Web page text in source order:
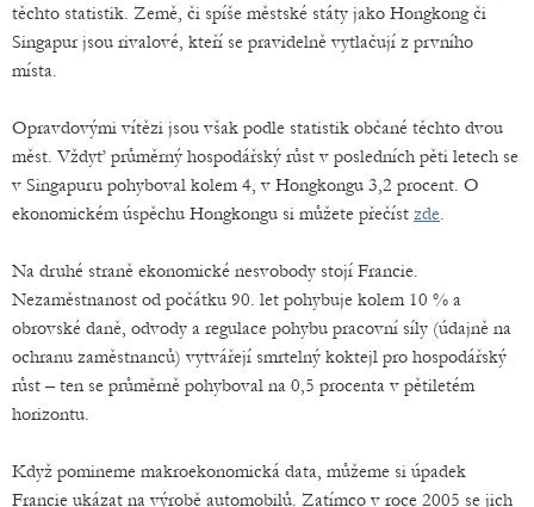
těchto statistik. Země, či spíše městské státy jako Hongkong či
Singapur jsou rivalové, kteří se pravidelně vytlačují z prvního
místa.
Opravdovými vítězi jsou však podle statistik občané těchto dvou
měst. Vždyť průměrný hospodářský růst v posledních pěti letech se
v Singapuru pohyboval kolem 4, v Hongkongu 3,2 procent. O
ekonomickém úspěchu Hongkongu si můžete přečíst zde.
Na druhé straně ekonomické nesvobody stojí Francie.
Nezaměstnanost od počátku 90. let pohybuje kolem 10 % a
obrovské daně, odvody a regulace pohybu pracovní síly (údajně na
ochranu zaměstnanců) vytvářejí smrtelný koktejl pro hospodářský
růst – ten se průměrně pohyboval na 0,5 procenta v pětiletém
horizontu.
Když pomineme makroekonomická data, můžeme si úpadek
Francie ukázat na výrobě automobilů. Zatímco v roce 2005 se jich